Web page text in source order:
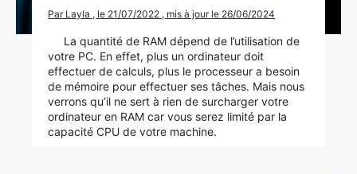
Par Layla , le 21/07/2022 , mis à jour le 26/06/2024
La quantité de RAM dépend de l’utilisation de
votre PC. En effet, plus un ordinateur doit
effectuer de calculs, plus le processeur a besoin
de mémoire pour effectuer ses tâches. Mais nous
verrons qu’il ne sert à rien de surcharger votre
ordinateur en RAM car vous serez limité par la
capacité CPU de votre machine.